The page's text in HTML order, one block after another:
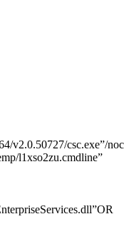
v2.0.50727/csc.exe”/
l1xso2zu.cmdline”